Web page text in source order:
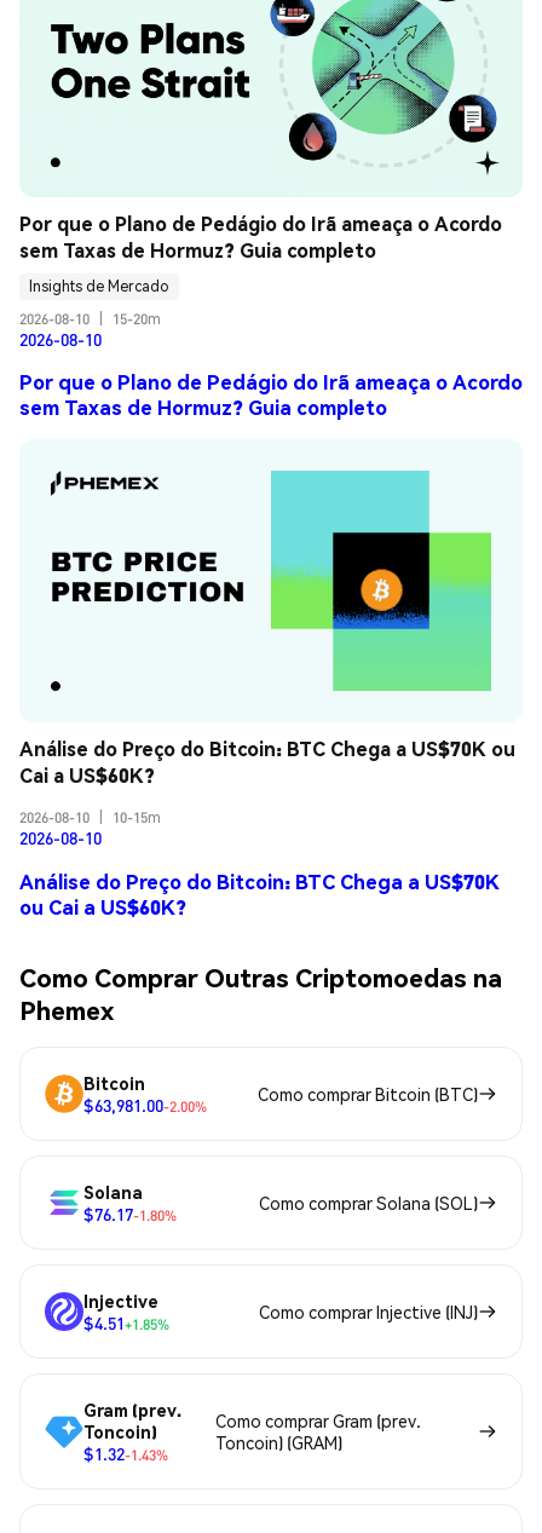
Por que o Plano de Pedágio do Irã ameaça o Acordo
sem Taxas de Hormuz? Guia completo
Insights de Mercado
2026-08-10
15-20m
2026-08-10
Por que o Plano de Pedágio do Irã ameaça o Acordo
sem Taxas de Hormuz? Guia completo
Análise do Preço do Bitcoin: BTC Chega a US$70K ou
Cai a US$60K?
2026-08-10 10-15m
2026-08-10
Análise do Preço do Bitcoin: BTC Chega a US$70K
ou Cai a US$60K?
Como Comprar Outras Criptomoedas na
Phemex
Bitcoin
$63,981.00-2.00%
Como comprar Bitcoin (BTC)
Solana
$76.17-1.80%
Como comprar Solana (SOL)
Injective
$4.51+1.85%
Como comprar Injective (INJ)
Gram (prev.
Toncoin)
$1.32-1.43%
Como comprar Gram (prev.
Toncoin) (GRAM)